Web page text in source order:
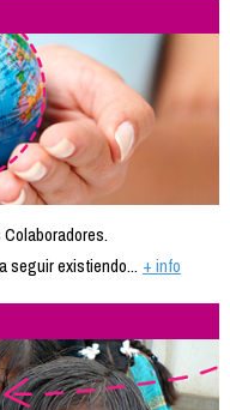
seguir existiendo... + info